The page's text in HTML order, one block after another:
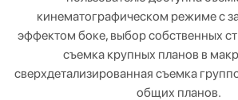
кинематографическом режиме с
эффектом боке, выбор собственных
съемка крупных планов в
сверхдетализированная съемка
общих планов.